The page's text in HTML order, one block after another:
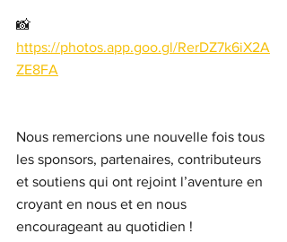
📸
https://photos.app.goo.gl/RerDZ7k6iX2A
ZE8FA
Nous remercions une nouvelle fois tous
les sponsors, partenaires, contributeurs
et soutiens qui ont rejoint l’aventure en
croyant en nous et en nous
encourageant au quotidien !